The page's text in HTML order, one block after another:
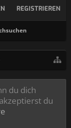
REGISTRIEREN
du dich
du